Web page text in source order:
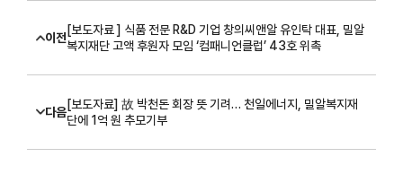
이전
[보도자료 ] 식품 전문 R&D 기업 창의씨앤알 유인탁 대표, 밀알
복지재단 고액 후원자 모임 ‘컴패니언클럽’ 43호 위촉
다음
[보도자료] 故 박천돈 회장 뜻 기려… 천일에너지, 밀알복지재
단에 1억 원 추모기부